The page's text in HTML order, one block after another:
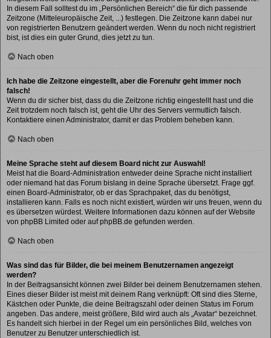
In diesem Fall solltest du im „Persönlichen Bereich“ die für dich passende
Zeitzone (Mitteleuropäische Zeit, ...) festlegen. Die Zeitzone kann dabei nur
von registrierten Benutzern geändert werden. Wenn du noch nicht registriert
bist, ist dies ein guter Grund, dies jetzt zu tun.
Nach oben
Ich habe die Zeitzone eingestellt, aber die Forenuhr geht immer noch
falsch!
Wenn du dir sicher bist, dass du die Zeitzone richtig eingestellt hast und die
Zeit trotzdem noch falsch ist, geht die Uhr des Servers vermutlich falsch.
Kontaktiere einen Administrator, damit er das Problem beheben kann.
Nach oben
Meine Sprache steht auf diesem Board nicht zur Auswahl!
Meist hat die Board-Administration entweder deine Sprache nicht installiert
oder niemand hat das Forum bislang in deine Sprache übersetzt. Frage ggf.
einen Board-Administrator, ob er das Sprachpaket, das du benötigst,
installieren kann. Falls es noch nicht existiert, würden wir uns freuen, wenn du
es übersetzen würdest. Weitere Informationen dazu können auf der Website
von phpBB Limited oder aufphpBB.de gefunden werden.
Nach oben
Was sind das für Bilder, die bei meinem Benutzernamen angezeigt
werden?
In der Beitragsansicht können zwei Bilder bei deinem Benutzernamen stehen.
Eines dieser Bilder ist meist mit deinem Rang verknüpft: Oft sind dies Sterne,
Kästchen oder Punkte, die deine Beitragszahl oder deinen Status im Forum
angeben. Das andere, meist größere, Bild wird auch als „Avatar“ bezeichnet.
Es handelt sich hierbei in der Regel um ein persönliches Bild, welches von
Benutzer zu Benutzer unterschiedlich ist.